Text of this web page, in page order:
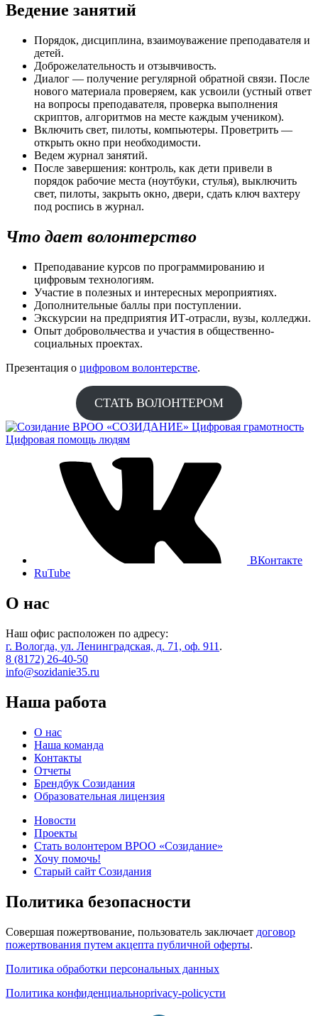
Ведение занятий
Порядок, дисциплина, взаимоуважение преподавателя и
детей.
Доброжелательность и отзывчивость.
Диалог — получение регулярной обратной связи. После
нового материала проверяем, как усвоили (устный ответ
на вопросы преподавателя, проверка выполнения
скриптов, алгоритмов на месте каждым учеником).
Включить свет, пилоты, компьютеры. Проветрить —
открыть окно при необходимости.
Ведем журнал занятий.
После завершения: контроль, как дети привели в
порядок рабочие места (ноутбуки, стулья), выключить
свет, пилоты, закрыть окно, двери, сдать ключ вахтеру
под роспись в журнал.
Что дает волонтерство
Преподавание курсов по программированию и
цифровым технологиям.
Участие в полезных и интересных мероприятиях.
Дополнительные баллы при поступлении.
Экскурсии на предприятия ИТ-отрасли, вузы, колледжи.
Опыт добровольчества и участия в общественно-
социальных проектах.
Презентация о цифровом волонтерстве.
СТАТЬ ВОЛОНТЕРОМ
ВРОО «СОЗИДАНИЕ» Цифровая грамотность
Цифровая помощь людям
ВКонтакте
RuTube
О нас
Наш офис расположен по адресу:
г. Вологда, ул. Ленинградская, д. 71, оф. 911 .
8 (8172) 26-40-50
info@sozidanie35.ru
Наша работа
О нас
Наша команда
Контакты
Отчеты
Брендбук Созидания
Образовательная лицензия
Новости
Проекты
Стать волонтером ВРОО «Созидание»
Хочу помочь!
Старый сайт Созидания
Политика безопасности
Совершая пожертвование, пользователь заключает договор
пожертвования путем акцепта публичной оферты.
Политика обработки персональных данных
Политика конфиденциальноprivacy-policyсти